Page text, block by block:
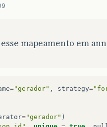
mapeamento em
="gerador" , strategy=
="gerador" )